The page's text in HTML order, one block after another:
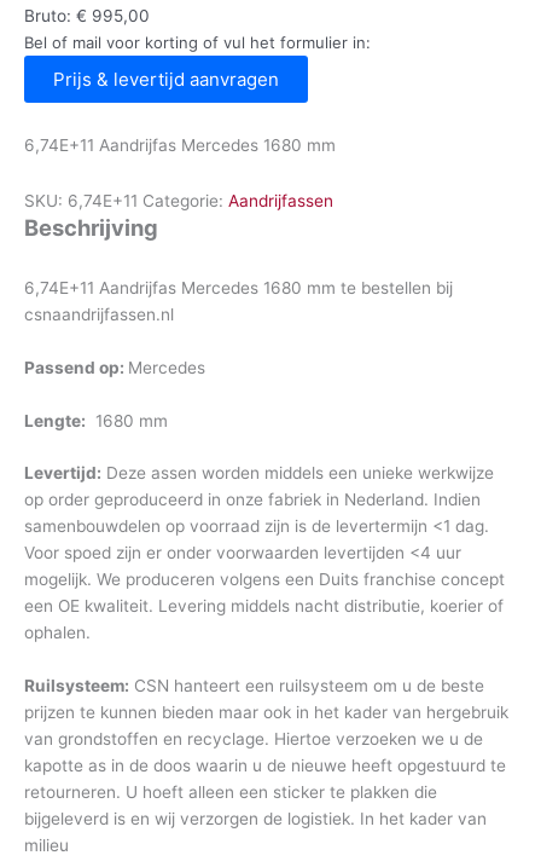
Bruto: € 995,00
Bel of mail voor korting of vul het formulier in:
Prijs & levertijd aanvragen
6,74E+11 Aandrijfas Mercedes 1680 mm
SKU: 6,74E+11 Categorie: Aandrijfassen
Beschrijving
6,74E+11 Aandrijfas Mercedes 1680 mm te bestellen bij
csnaandrijfassen.nl
Passend op: Mercedes
Lengte: 1680 mm
Levertijd: Deze assen worden middels een unieke werkwijze
op order geproduceerd in onze fabriek in Nederland. Indien
samenbouwdelen op voorraad zijn is de levertermijn <1 dag.
Voor spoed zijn er onder voorwaarden levertijden <4 uur
mogelijk. We produceren volgens een Duits franchise concept
een OE kwaliteit. Levering middels nacht distributie, koerier of
ophalen.
Ruilsysteem: CSN hanteert een ruilsysteem om u de beste
prijzen te kunnen bieden maar ook in het kader van hergebruik
van grondstoffen en recyclage. Hiertoe verzoeken we u de
kapotte as in de doos waarin u de nieuwe heeft opgestuurd te
retourneren. U hoeft alleen een sticker te plakken die
bijgeleverd is en wij verzorgen de logistiek. In het kader van
milieu